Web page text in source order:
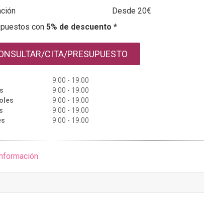
Desde 20€
con 5% de descuento *
CITA/PRESUPUESTO
9:00 - 19:00
9:00 - 19:00
9:00 - 19:00
9:00 - 19:00
9:00 - 19:00